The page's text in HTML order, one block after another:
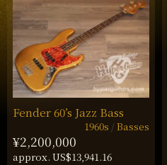
Fender 60’s Jazz Bass
1960s Basses
¥2,200,000
approx. US$13,941.16